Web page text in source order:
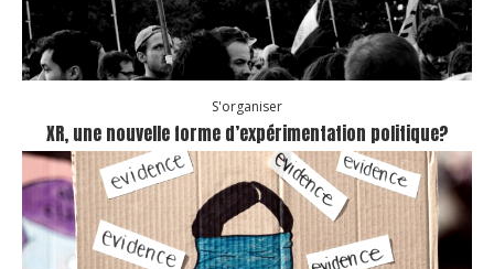
S'organiser
XR, une nouvelle forme d’expérimentation politique?